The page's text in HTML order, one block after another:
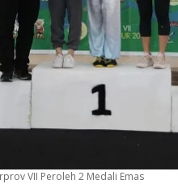
VII Peroleh 2 Medali Emas